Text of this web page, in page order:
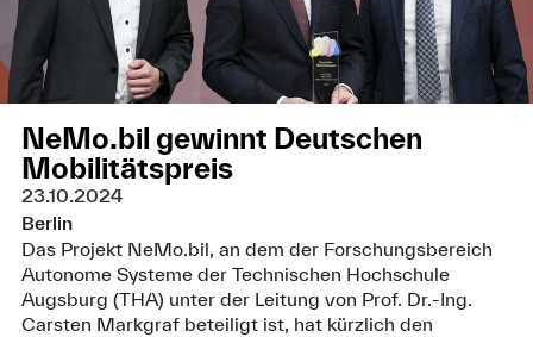
NeMo.bil gewinnt Deutschen
Mobilitätspreis
23.10.2024
Berlin
Das Projekt NeMo.bil, an dem der Forschungsbereich
Autonome Systeme der Technischen Hochschule
Augsburg (THA) unter der Leitung von Prof. Dr.-Ing.
Carsten Markgraf beteiligt ist, hat kürzlich den